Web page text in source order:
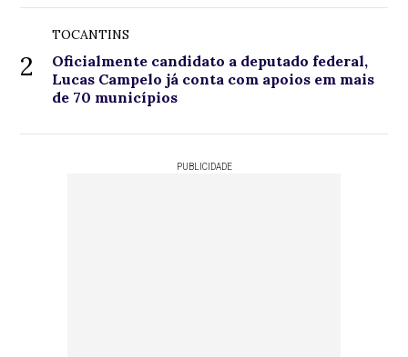
2
TOCANTINS
Oficialmente candidato a deputado federal,
Lucas Campelo já conta com apoios em mais
de 70 municípios
PUBLICIDADE